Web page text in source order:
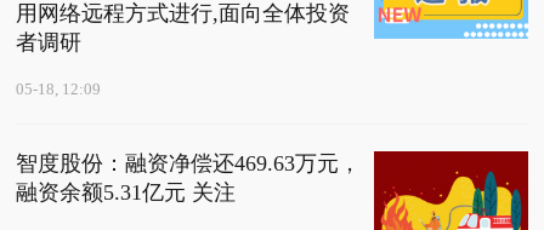
用网络远程方式进行,面向全体投资
者调研
05-18, 12:09
智度股份：融资净偿还469.63万元，
融资余额5.31亿元 关注